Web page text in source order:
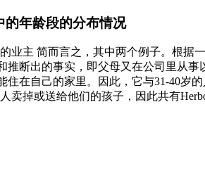
年龄段的分布情况
业主 简而言之，其中两个例子。根
断出的事实，即父母又在公司里从
在自己的家里。因此，它与31-40岁
掉或送给他们的孩子，因此共有